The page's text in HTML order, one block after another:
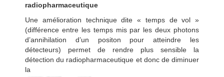
radiopharmaceutique
Une amélioration technique dite « temps de vol »
(différence entre les temps mis par les deux photons
d’annihilation d’un positon pour atteindre les
détecteurs) permet de rendre plus sensible la
détection du radiopharmaceutique et donc de diminuer
la